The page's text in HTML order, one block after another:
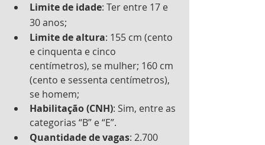
Limite de idade: Ter entre 17 e
30 anos;
Limite de altura: 155 cm (cento
e cinquenta e cinco
centímetros), se mulher; 160 cm
(cento e sessenta centímetros),
se homem;
Habilitação (CNH): Sim, entre as
categorias “B” e “E”.
Quantidade de vagas: 2.700